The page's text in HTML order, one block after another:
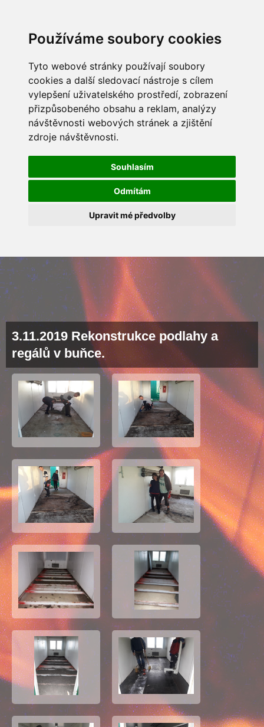
Používáme soubory cookies
Tyto webové stránky používají soubory
cookies a další sledovací nástroje s cílem
vylepšení uživatelského prostředí, zobrazení
přizpůsobeného obsahu a reklam, analýzy
návštěvnosti webových stránek a zjištění
zdroje návštěvnosti.
Souhlasím
Odmítám
Upravit mé předvolby
3.11.2019 Rekonstrukce podlahy a
regálů v buňce.